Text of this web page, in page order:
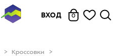
ВХОД 0
Кроссовки